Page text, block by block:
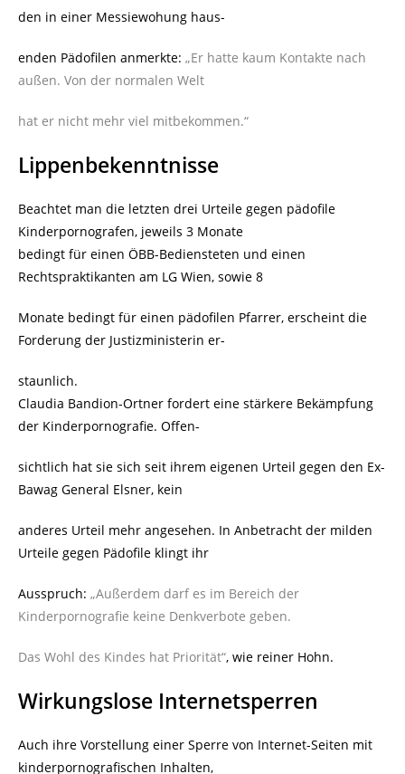
den in einer Messiewohung haus-
enden Pädofilen anmerkte: „Er hatte kaum Kontakte nach
außen. Von der normalen Welt
hat er nicht mehr viel mitbekommen.“
Lippenbekenntnisse
Beachtet man die letzten drei Urteile gegen pädofile
Kinderpornografen, jeweils 3 Monate
bedingt für einen ÖBB-Bediensteten und einen
Rechtspraktikanten am LG Wien, sowie 8
Monate bedingt für einen pädofilen Pfarrer, erscheint die
Forderung der Justizministerin er-
staunlich.
Claudia Bandion-Ortner fordert eine stärkere Bekämpfung
der Kinderpornografie. Offen-
sichtlich hat sie sich seit ihrem eigenen Urteil gegen den Ex-
Bawag General Elsner, kein
anderes Urteil mehr angesehen. In Anbetracht der milden
Urteile gegen Pädofile klingt ihr
Ausspruch: „Außerdem darf es im Bereich der
Kinderpornografie keine Denkverbote geben.
Das Wohl des Kindes hat Priorität“, wie reiner Hohn.
Wirkungslose Internetsperren
Auch ihre Vorstellung einer Sperre von Internet-Seiten mit
kinderpornografischen Inhalten,